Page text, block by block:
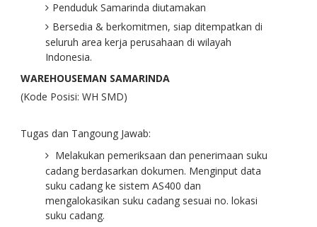
Penduduk Samarinda diutamakan
Bersedia & berkomitmen, siap ditempatkan di
seluruh area kerja perusahaan di wilayah
Indonesia.
WAREHOUSEMAN SAMARINDA
(Kode Posisi: WH SMD)
Tugas dan Tangoung Jawab:
Melakukan pemeriksaan dan penerimaan suku
cadang berdasarkan dokumen. Menginput data
suku cadang ke sistem AS400 dan
mengalokasikan suku cadang sesuai no. lokasi
suku cadang.